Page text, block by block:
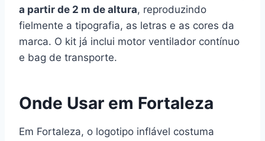
a partir de 2 m de altura, reproduzindo
fielmente a tipografia, as letras e as cores da
marca. O kit já inclui motor ventilador contínuo
e bag de transporte.
Onde Usar em Fortaleza
Em Fortaleza, o logotipo inflável costuma